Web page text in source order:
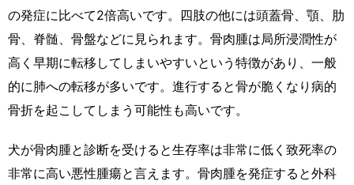
の発症に比べて2倍高いです。四肢の他には頭蓋骨、顎、肋
骨、脊髄、骨盤などに見られます。骨肉腫は局所浸潤性が
高く早期に転移してしまいやすいという特徴があり、一般
的に肺への転移が多いです。進行すると骨が脆くなり病的
骨折を起こしてしまう可能性も高いです。
犬が骨肉腫と診断を受けると生存率は非常に低く致死率の
非常に高い悪性腫瘍と言えます。骨肉腫を発症すると外科